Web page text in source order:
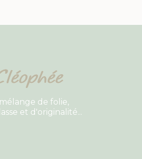
de folie,
et d'originalité...